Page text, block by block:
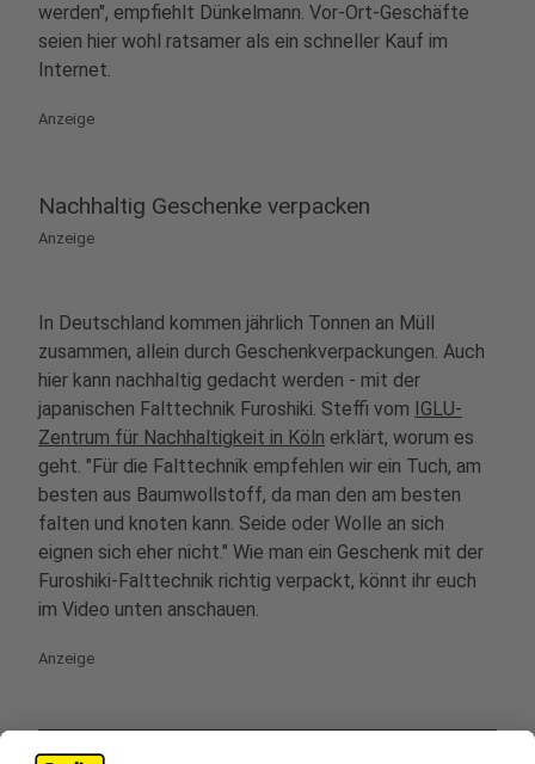
werden", empfiehlt Dünkelmann. Vor-Ort-Geschäfte
seien hier wohl ratsamer als ein schneller Kauf im
Internet.
Anzeige
Nachhaltig Geschenke verpacken
Anzeige
In Deutschland kommen jährlich Tonnen an Müll
zusammen, allein durch Geschenkverpackungen. Auch
hier kann nachhaltig gedacht werden - mit der
japanischen Falttechnik Furoshiki. Steffi vom IGLU-
Zentrum für Nachhaltigkeit in Köln erklärt, worum es
geht. "Für die Falttechnik empfehlen wir ein Tuch, am
besten aus Baumwollstoff, da man den am besten
falten und knoten kann. Seide oder Wolle an sich
eignen sich eher nicht." Wie man ein Geschenk mit der
Furoshiki-Falttechnik richtig verpackt, könnt ihr euch
im Video unten anschauen.
Anzeige